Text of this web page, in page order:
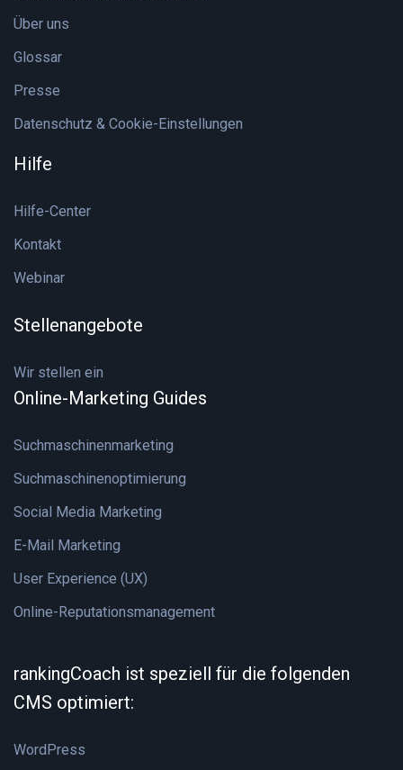
Über uns
Glossar
Presse
Datenschutz & Cookie-Einstellungen
Hilfe
Hilfe-Center
Kontakt
Webinar
Stellenangebote
Wir stellen ein
Online-Marketing Guides
Suchmaschinenmarketing
Suchmaschinenoptimierung
Social Media Marketing
E-Mail Marketing
User Experience (UX)
Online-Reputationsmanagement
rankingCoach ist speziell für die folgenden
CMS optimiert:
WordPress